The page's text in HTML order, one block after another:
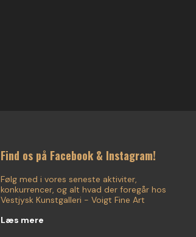
Find os på Facebook & Instagram!
Følg med i vores seneste aktiviter,
konkurrencer, og alt hvad der foregår hos
Vestjysk Kunstgalleri - Voigt Fine Art
Læs mere